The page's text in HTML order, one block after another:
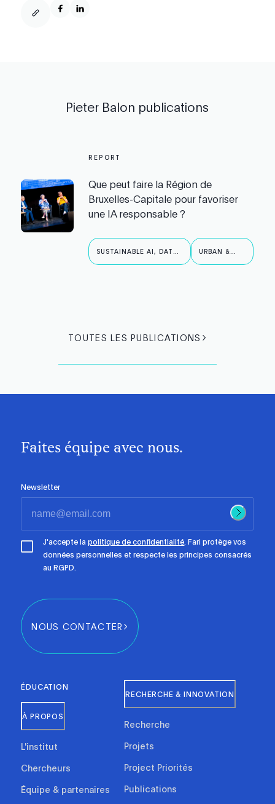
Pieter Balon publications
REPORT
Que peut faire la Région de
Bruxelles-Capitale pour favoriser
une IA responsable ?
SUSTAINABLE AI, DATA
URBAN &
TOUTES LES PUBLICATIONS
Faites équipe avec nous.
Newsletter
J'accepte lapolitique de confidentialité. Fari protège vos
données personnelles et respecte les principes consacrés
au RGPD.
NOUS CONTACTER
ÉDUCATION
À PROPOS
L'institut
Chercheurs
Équipe & partenaires
RECHERCHE & INNOVATION
Recherche
Projets
Project Priorités
Publications